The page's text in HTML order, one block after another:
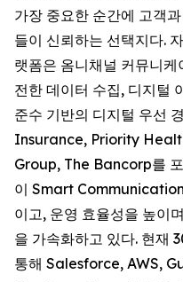
가장 중요한 순간에 고객
들이 신뢰하는 선택지다.
랫폼은 옴니채널 커뮤니
전한 데이터 수집, 디지털
준수 기반의 디지털 우선
Insurance, Priority
Group, The Bancorp를
이 Smart
이고, 운영 효율성을 높이
을 가속화하고 있다. 현재
통해 Salesforce, AWS,